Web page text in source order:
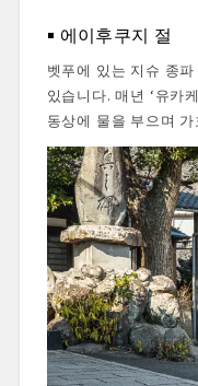
에이후쿠지 절
벳푸에 있는 지슈 종
있습니다. 매년 ‘유카
동상에 물을 부으며